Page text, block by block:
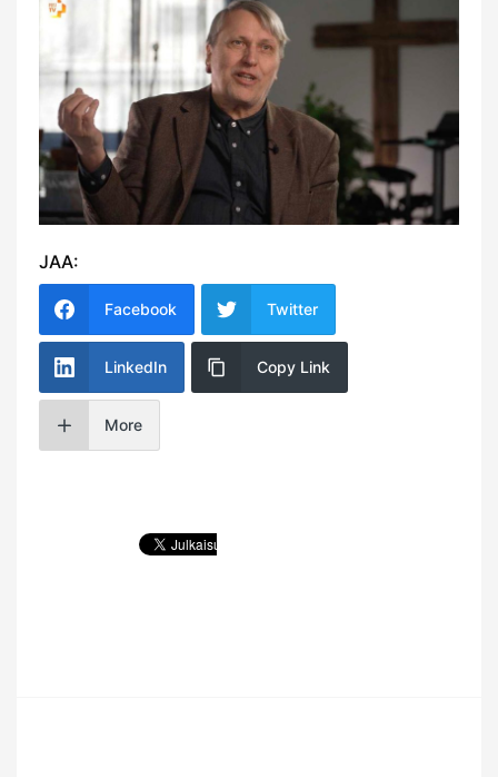
JAA:
Facebook Twitter
LinkedIn Copy Link
More